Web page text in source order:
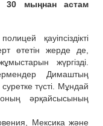
30 мыңнан астам
қауіпсіздікті
өтетін жерде де,
жүргізді.
Димаштың
түсті. Мұндай
әрқайсысының
Мексика және